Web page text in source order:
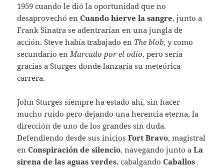
1959 cuando le dió la oportunidad que no
desaprovechó enCuando hierve la sangre, junto a
Frank Sinatra se adentrarían en una jungla de
acción. Steve había trabajado en The blob, y como
secundario enMarcado por el odio, pero sería
gracias a Sturges donde lanzaría su meteórica
carrera.
John Sturges siempre ha estado ahí, sin hacer
mucho ruido pero dejando una herencia eterna, la
dirección de uno de los grandes sin duda.
Defendiendo desde sus iniciosFort Bravo, magistral
enConspiración de silencio, navegando junto aLa
sirena de las aguas verdes, cabalgandoCaballos